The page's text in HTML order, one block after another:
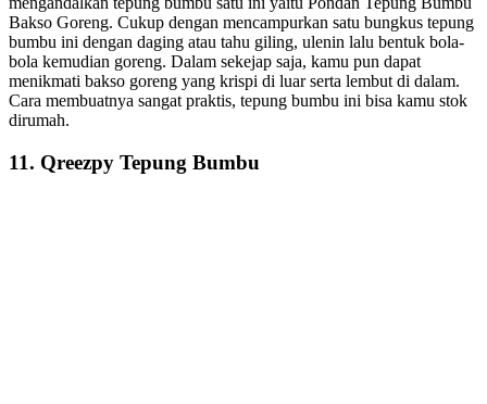
Bakso Goreng. Cukup dengan mencampurkan satu bungkus tepung
bumbu ini dengan daging atau tahu giling, ulenin lalu bentuk bola-
bola kemudian goreng. Dalam sekejap saja, kamu pun dapat
menikmati bakso goreng yang krispi di luar serta lembut di dalam.
Cara membuatnya sangat praktis, tepung bumbu ini bisa kamu stok
dirumah.
11. Qreezpy Tepung Bumbu